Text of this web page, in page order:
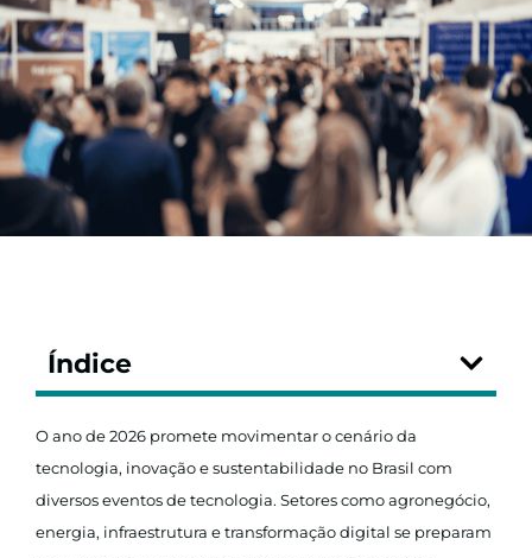
Índice
O ano de 2026 promete movimentar o cenário da
tecnologia, inovação e sustentabilidade no Brasil com
diversos eventos de tecnologia. Setores como agronegócio,
energia, infraestrutura e transformação digital se preparam